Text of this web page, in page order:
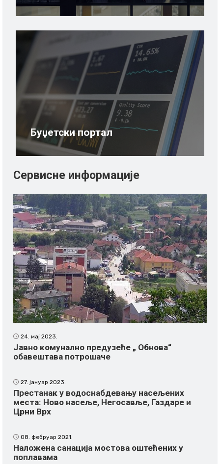
Буџетски портал
Сервисне информације
24. мај 2023.
Јавно комунално предузеће „ Обнова“
обавештава потрошаче
27. јануар 2023.
Престанак у водоснабдевању насељених
места: Ново насеље, Негосавље, Газдаре и
Црни Врх
08. фебруар 2021.
Наложена санација мостова оштећених у
поплавама